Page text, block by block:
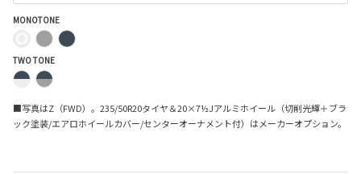
MONOTONE
TWO TONE
■写真はZ（FWD）。235/50R20タイヤ＆20×7½Jアルミホイール（切削光輝＋ブラ
ック塗装/エアロホイールカバー/センターオーナメント付）はメーカーオプション。